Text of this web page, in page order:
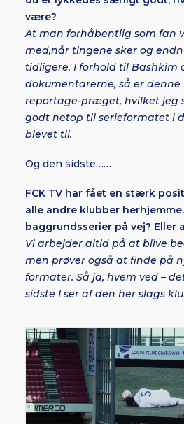
være?
At man forhåbentlig som fan
med,når tingene sker og
tidligere. I forhold til Bashkim
dokumentarerne, så er denne
reportage-præget, hvilket jeg
godt netop til serieformatet i
blevet til.
Og den sidste……
FCK TV har fået en stærk
alle andre klubber
baggrundsserier på vej? Eller
Vi arbejder altid på at blive
men prøver også at finde på
formater. Så ja, hvem ved –
sidste I ser af den her slags